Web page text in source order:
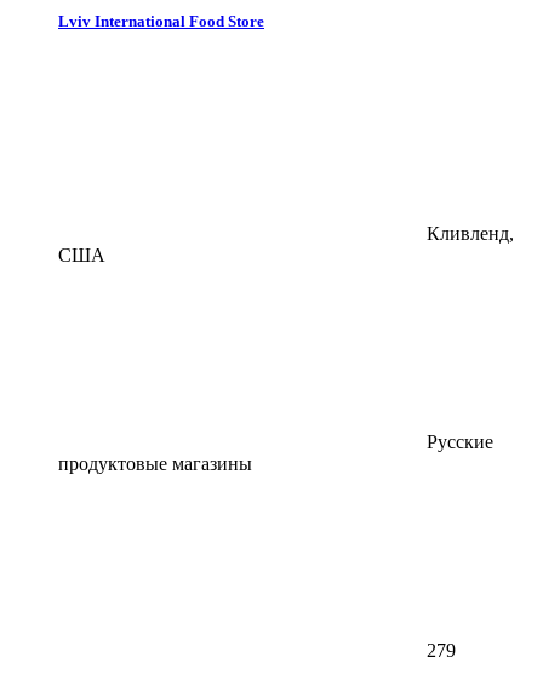
Lviv International Food Store
Кливленд,
США
Русские
продуктовые магазины
279